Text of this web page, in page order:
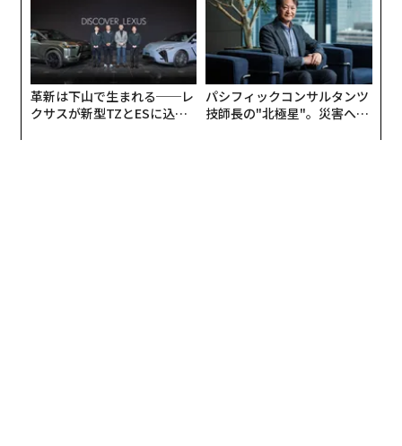
編集＝遠藤宗生
革新は下山で生まれる──レ
クサスが新型TZとESに込め
パシフィックコンサルタンツ
技師長の"北極星"。災害への